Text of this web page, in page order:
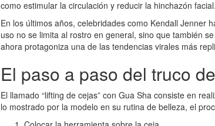
como estimular la circulación y reducir la hinchazón facial.
En los últimos años, celebridades como Kendall Jenner
uso no se limita al rostro en general, sino que también
ahora protagoniza una de las tendencias virales más
El paso a paso del truco
El llamado “lifting de cejas” con Gua Sha consiste en
lo mostrado por la modelo en su rutina de belleza, el